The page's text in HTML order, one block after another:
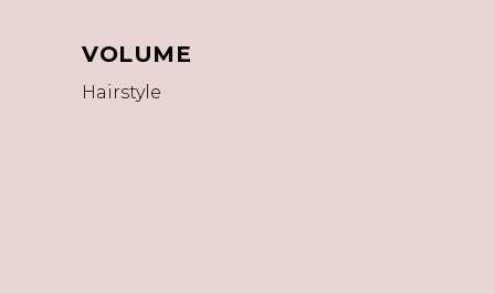
VOLUME
Hairstyle